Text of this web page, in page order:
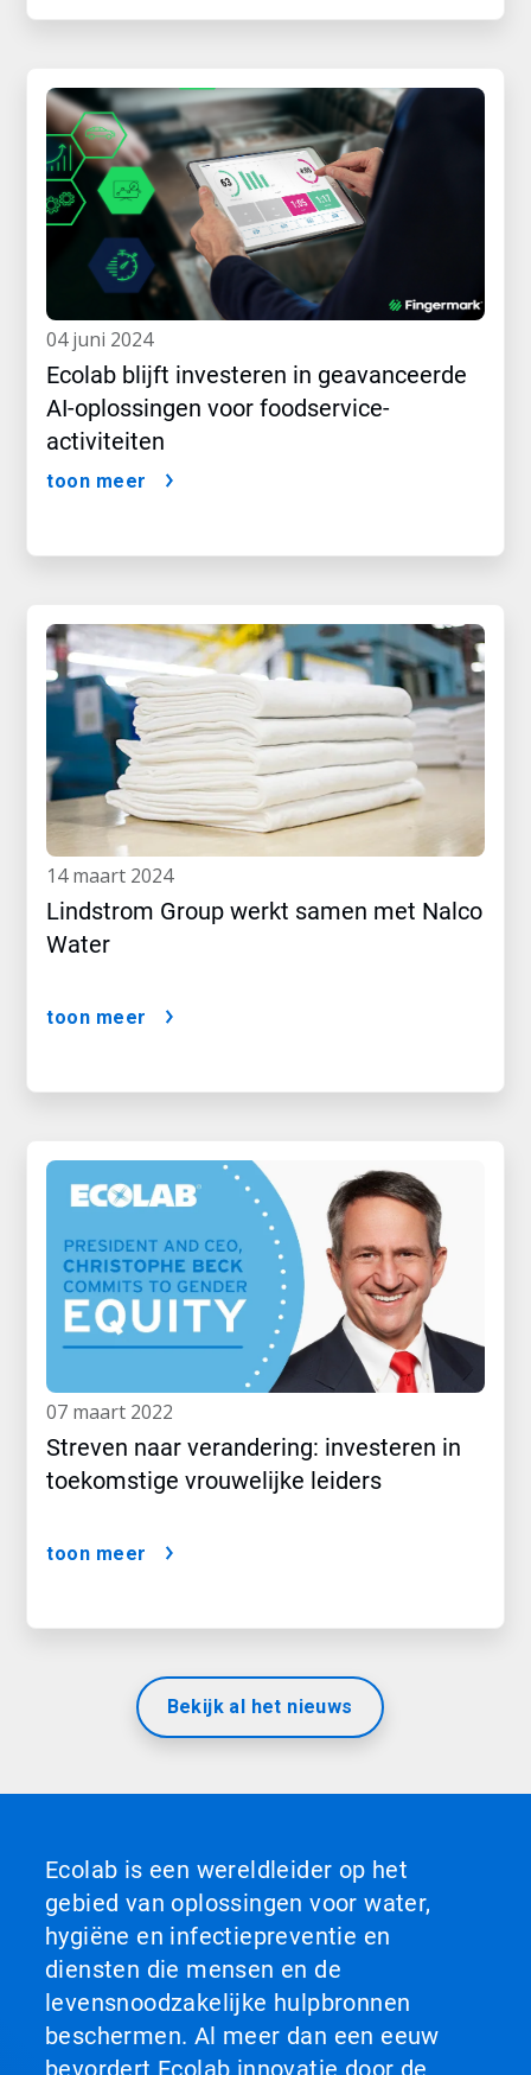
04 juni 2024
Ecolab blijft investeren in geavanceerde
AI-oplossingen voor foodservice-
activiteiten
toon meer
14 maart 2024
Lindstrom Group werkt samen met Nalco
Water
toon meer
07 maart 2022
Streven naar verandering: investeren in
toekomstige vrouwelijke leiders
toon meer
Bekijk al het nieuws
Ecolab is een wereldleider op het
gebied van oplossingen voor water,
hygiëne en infectiepreventie en
diensten die mensen en de
levensnoodzakelijke hulpbronnen
beschermen. Al meer dan een eeuw